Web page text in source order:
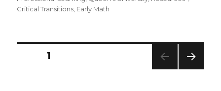
Critical Transitions Early Math
Posts
PAGE1